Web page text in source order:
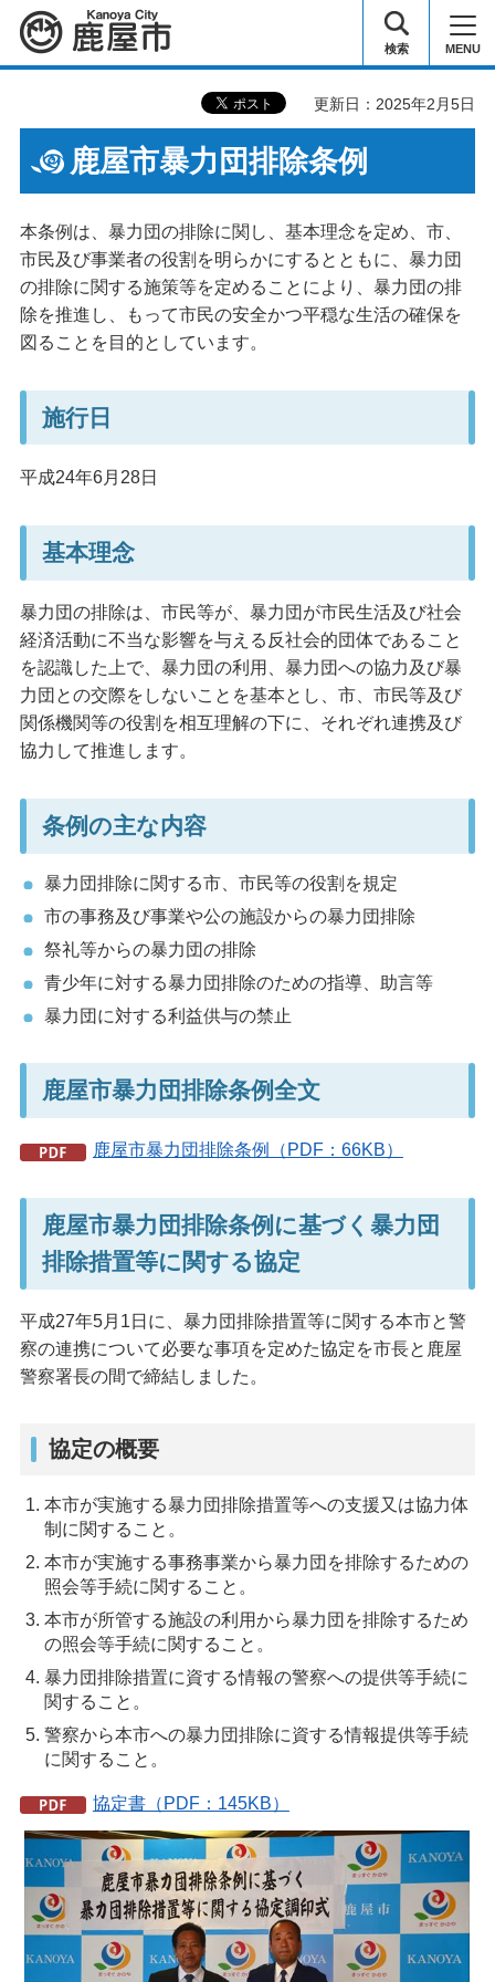
鹿屋市 検索 MENU
更新日：2025年2月5日
鹿屋市暴力団排除条例
本条例は、暴力団の排除に関し、基本理念を定め、市、
市民及び事業者の役割を明らかにするとともに、暴力団
の排除に関する施策等を定めることにより、暴力団の排
除を推進し、もって市民の安全かつ平穏な生活の確保を
図ることを目的としています。
施行日
平成24年6月28日
基本理念
暴力団の排除は、市民等が、暴力団が市民生活及び社会
経済活動に不当な影響を与える反社会的団体であること
を認識した上で、暴力団の利用、暴力団への協力及び暴
力団との交際をしないことを基本とし、市、市民等及び
関係機関等の役割を相互理解の下に、それぞれ連携及び
協力して推進します。
条例の主な内容
暴力団排除に関する市、市民等の役割を規定
市の事務及び事業や公の施設からの暴力団排除
祭礼等からの暴力団の排除
青少年に対する暴力団排除のための指導、助言等
暴力団に対する利益供与の禁止
鹿屋市暴力団排除条例全文
鹿屋市暴力団排除条例（PDF：66KB）
鹿屋市暴力団排除条例に基づく暴力団
排除措置等に関する協定
平成27年5月1日に、暴力団排除措置等に関する本市と警
察の連携について必要な事項を定めた協定を市長と鹿屋
警察署長の間で締結しました。
協定の概要
本市が実施する暴力団排除措置等への支援又は協力体
制に関すること。
本市が実施する事務事業から暴力団を排除するための
照会等手続に関すること。
本市が所管する施設の利用から暴力団を排除するため
の照会等手続に関すること。
暴力団排除措置に資する情報の警察への提供等手続に
関すること。
警察から本市への暴力団排除に資する情報提供等手続
に関すること。
協定書（PDF：145KB）